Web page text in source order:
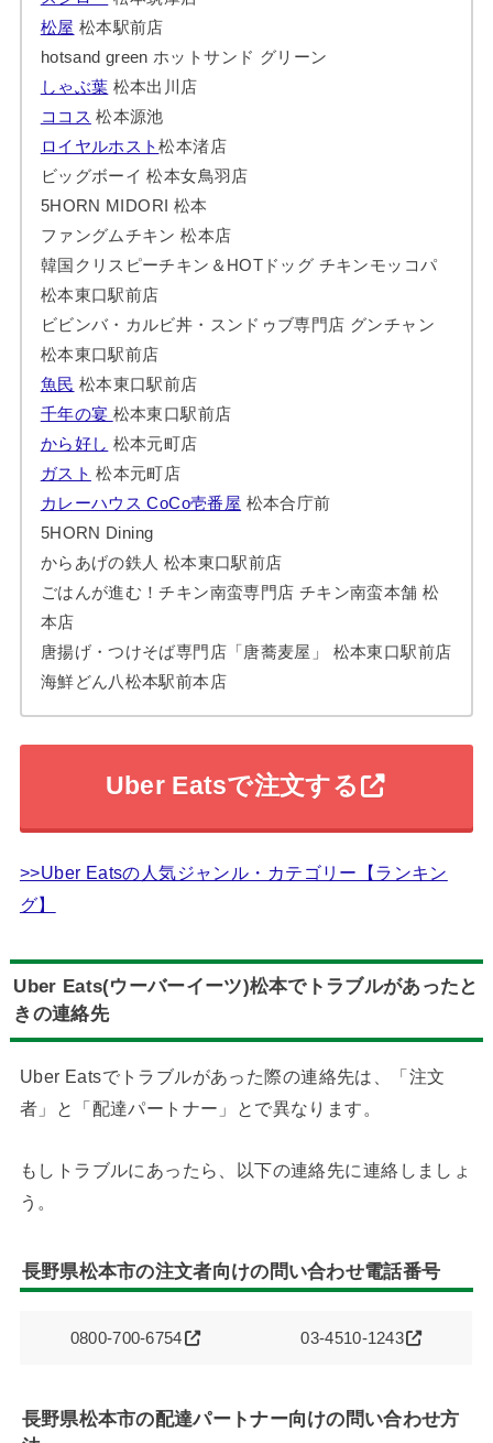
松屋 松本駅前店
hotsand green ホットサンド グリーン
しゃぶ葉 松本出川店
ココス 松本源池
ロイヤルホスト松本渚店
ビッグボーイ 松本女鳥羽店
5HORN MIDORI 松本
ファングムチキン 松本店
韓国クリスピーチキン＆HOTドッグ チキンモッコパ
松本東口駅前店
ビビンバ・カルビ丼・スンドゥブ専門店 グンチャン
松本東口駅前店
魚民 松本東口駅前店
千年の宴 松本東口駅前店
から好し 松本元町店
ガスト 松本元町店
カレーハウス CoCo壱番屋 松本合庁前
5HORN Dining
からあげの鉄人 松本東口駅前店
ごはんが進む！チキン南蛮専門店 チキン南蛮本舗 松
本店
唐揚げ・つけそば専門店「唐蕎麦屋」 松本東口駅前店
海鮮どん八松本駅前本店
Uber Eatsで注文する
>>Uber Eatsの人気ジャンル・カテゴリー【ランキン
グ】
Uber Eats(ウーバーイーツ)松本でトラブルがあったと
きの連絡先
Uber Eatsでトラブルがあった際の連絡先は、「注文
者」と「配達パートナー」とで異なります。
もしトラブルにあったら、以下の連絡先に連絡しましょ
う。
長野県松本市の注文者向けの問い合わせ電話番号
0800-700-6754 03-4510-1243
長野県松本市の配達パートナー向けの問い合わせ方